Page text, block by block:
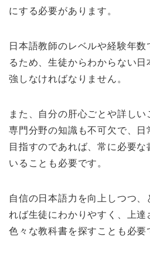
にする必要があります。
日本語教師のレベルや経験年
るため、生徒からわからない
強しなければなりません。
また、自分の肝心ごとや詳し
専門分野の知識も不可欠で、日
目指すのであれば、常に必要
いることも必要です。
自信の日本語力を向上しつつ
れば生徒にわかりやすく、上達
色々な教科書を探すことも必要